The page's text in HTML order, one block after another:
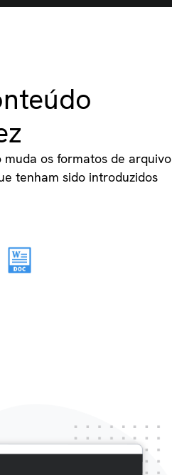
os formatos de arquivo
tenham sido introduzidos